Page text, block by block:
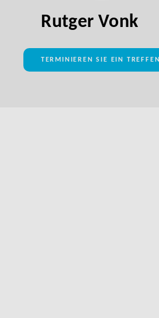
Rutger Vonk
TERMINIEREN SIE EIN TREFFEN